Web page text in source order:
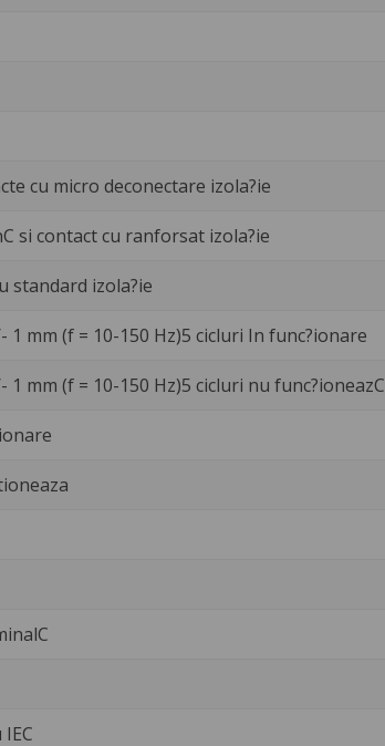
cu micro deconectare izola?ie
si contact cu ranforsat izola?ie
standard izola?ie
1 mm (f = 10-150 Hz)5 cicluri In func?ionare
mm (f = 10-150 Hz)5 cicluri nu func?ioneazC